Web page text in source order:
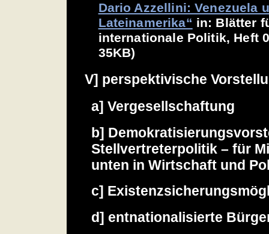
Dario Azzellini: Venezuela
Lateinamerika“ in: Blätter
internationale Politik, Heft
35KB)
V] perspektivische
a] Vergesellschaftung
b]
Stellvertreterpolitik – für
unten in Wirtschaft und
c]
d] entnationalisierte